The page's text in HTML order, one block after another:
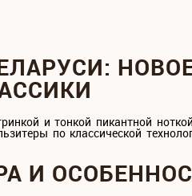
и тонкой пикантной
по классической
И